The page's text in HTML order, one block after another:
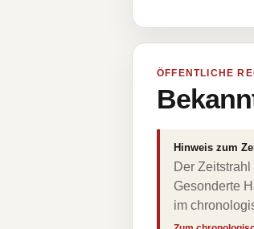
ÖFFENTLICHE
Hinweis zum
Der
Gesonderte
im